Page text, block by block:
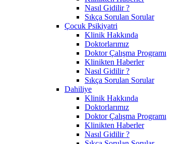
Nasıl Gidilir ?
Sıkça Sorulan Sorular
Çocuk Psikiyatri
Klinik Hakkında
Doktorlarımız
Doktor Çalışma Programı
Klinikten Haberler
Nasıl Gidilir ?
Sıkça Sorulan Sorular
Dahiliye
Klinik Hakkında
Doktorlarımız
Doktor Çalışma Programı
Klinikten Haberler
Nasıl Gidilir ?